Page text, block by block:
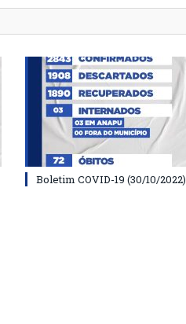
Boletim COVID-19 (30/10/2022)